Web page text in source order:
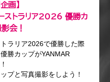
画】
ストラリア2026 優勝カ
会！
ラリア2026で優勝した際
勝カップがYANMAR
プと写真撮影をしよう！